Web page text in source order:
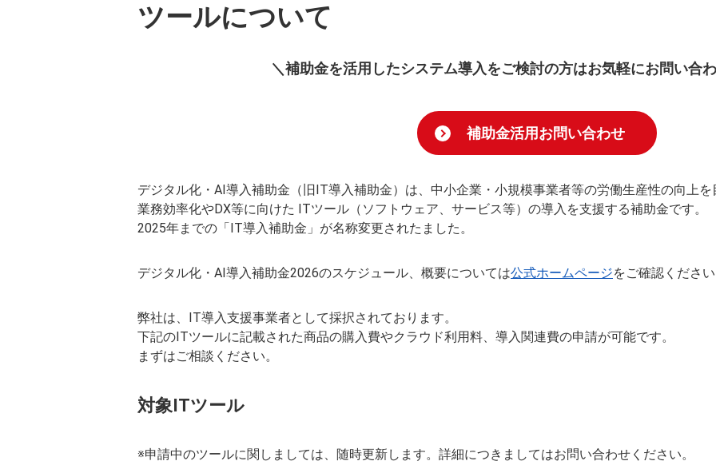
ツールについて
＼補助金を活用したシステム導入をご検討の方はお気軽にお問い合
補助金活用お問い合わせ
デジタル化・AI導入補助金（旧IT導入補助金）は、中小企業・小規模事業者等の労働生産性の向上を
業務効率化やDX等に向けた ITツール（ソフトウェア、サービス等）の導入を支援する補助金です。
2025年までの「IT導入補助金」が名称変更されたました。
デジタル化・AI導入補助金2026のスケジュール、概要については公式ホームページをご確認ください
弊社は、IT導入支援事業者として採択されております。
下記のITツールに記載された商品の購入費やクラウド利用料、導入関連費の申請が可能です。
まずはご相談ください。
対象ITツール
※申請中のツールに関しましては、随時更新します。詳細につきましてはお問い合わせください。